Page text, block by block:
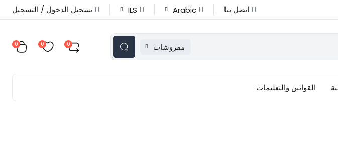
اتصل بنا Arabic
ILS تسجيل الدخول / التسجيل
مفروشات 0
0
0
القوانين والتعليمات